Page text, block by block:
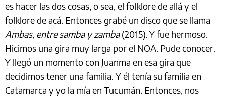
es hacer las dos cosas, o sea, el folklore de allá y el
folklore de acá. Entonces grabé un disco que se llama
Ambas, entre samba y zamba(2015). Y fue hermoso.
Hicimos una gira muy larga por el NOA. Pude conocer.
Y llegó un momento con Juanma en esa gira que
decidimos tener una familia. Y él tenía su familia en
Catamarca y yo la mía en Tucumán. Entonces, nos